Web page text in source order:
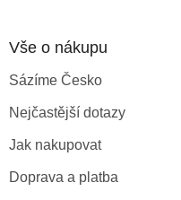
Vše o nákupu
Sázíme Česko
Nejčastější dotazy
Jak nakupovat
Doprava a platba